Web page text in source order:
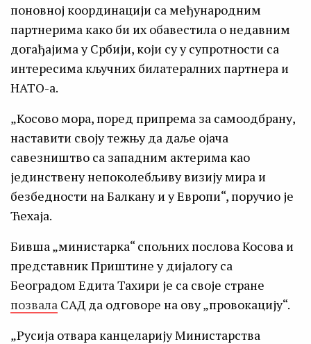
поновној координацији са међународним
партнерима како би их обавестила о недавним
догађајима у Србији, који су у супротности са
интересима кључних билатералних партнера и
НАТО-а.
„Косово мора, поред припрема за самоодбрану,
наставити своју тежњу да даље ојача
савезништво са западним актерима као
јединствену непоколебљиву визију мира и
безбедности на Балкану и у Европи“, поручио је
Ћехаја.
Бивша „министарка“ спољних послова Косова и
представник Приштине у дијалогу са
Београдом Едита Тахири је са своје стране
позвала САД да одговоре на ову „провокацију“.
„Русија отвара канцеларију Министарства